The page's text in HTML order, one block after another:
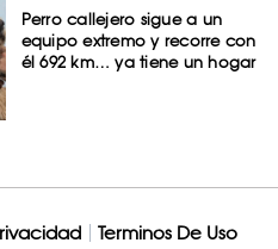
Perro callejero sigue a un
equipo extremo y recorre con
él 692 km… ya tiene un hogar
Terminos De Uso